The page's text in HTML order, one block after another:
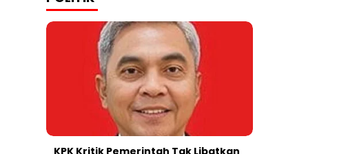
KPK Kritik Pemerintah Tak Libatkan